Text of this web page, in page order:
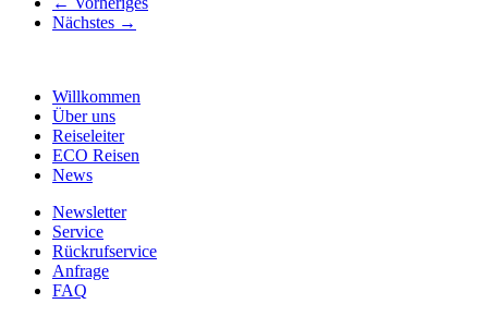
Nächstes →
Willkommen
Über uns
Reiseleiter
ECO Reisen
News
Newsletter
Service
Rückrufservice
Anfrage
FAQ